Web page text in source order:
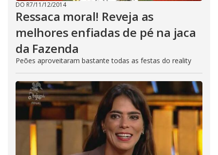
DO R7/11/12/2014
Ressaca moral! Reveja as
melhores enfiadas de pé na jaca
da Fazenda
Peões aproveitaram bastante todas as festas do reality